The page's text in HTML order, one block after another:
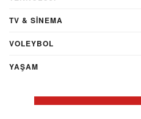
TV & SINEMA
VOLEYBOL
YAŞAM